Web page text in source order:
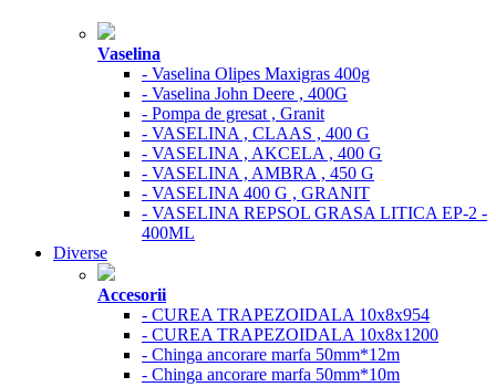
Vaselina
- Vaselina Olipes Maxigras 400g
- Vaselina John Deere , 400G
- Pompa de gresat , Granit
- VASELINA , CLAAS , 400 G
- VASELINA , AKCELA , 400 G
- VASELINA , AMBRA , 450 G
- VASELINA 400 G , GRANIT
- VASELINA REPSOL GRASA LITICA EP-2 -
400ML
Diverse
Accesorii
- CUREA TRAPEZOIDALA 10x8x954
- CUREA TRAPEZOIDALA 10x8x1200
- Chinga ancorare marfa 50mm*12m
- Chinga ancorare marfa 50mm*10m